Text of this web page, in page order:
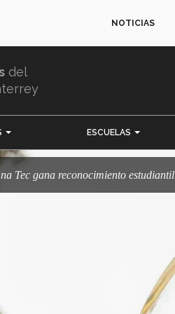
NOTICIAS
del
ESCUELAS
Tec gana reconocimiento estudiantil